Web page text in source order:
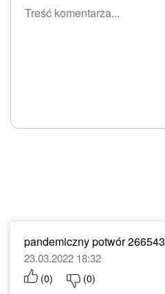
pandemiczny potwór 266543
23.03.2022 18:32
(0) (0)